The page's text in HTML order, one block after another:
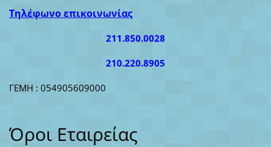
Τηλέφωνο επικοινωνίας
211.850.0028
210.220.8905
ΓΕΜΗ : 054905609000
Όροι Εταιρείας